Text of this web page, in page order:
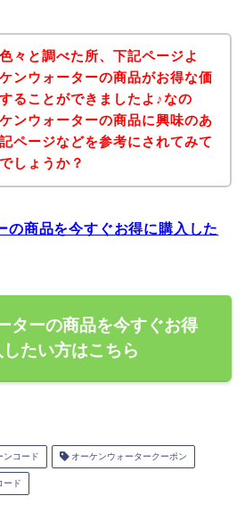
々と調べた所、下記ページよ
ンウォーターの商品がお得な価
ることができましたよ♪なの
ンウォーターの商品に興味のあ
ページなどを参考にされてみて
しょうか？
の商品を今すぐお得に購入した
ターの商品を今すぐお得
したい方はこちら
ンコード オーケンウォータークーポン
ード